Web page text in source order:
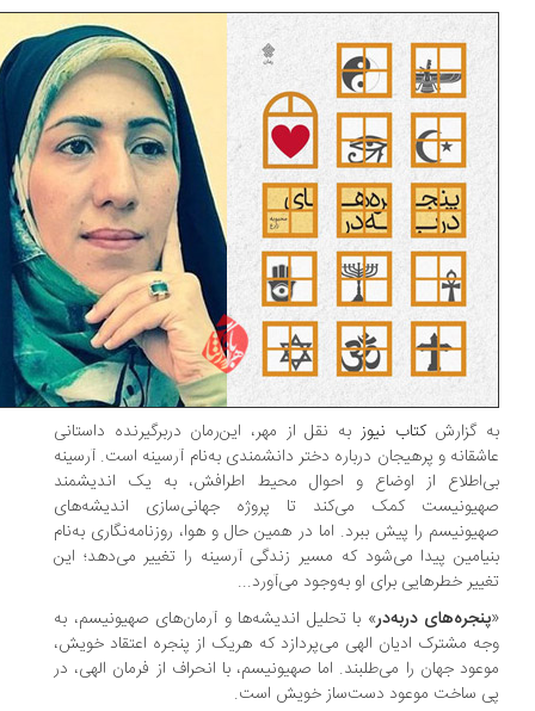
گزارشکتاب نیوزبه نقل از مهر، این‌رمان دربرگیرنده داستانی
و پرهیجان درباره دختر دانشمندی به‌نام آرسینه است. آرسینه
از اوضاع و احوال محیط اطرافش، به یک اندیشمند
کمک می‌کند تا پروژه جهانی‌سازی اندیشه‌های
را پیش ببرد. اما در همین حال و هوا، روزنامه‌نگاری به‌نام
پیدا می‌شود که مسیر زندگی‌ آرسینه را تغییر می‌دهد؛ این
خطرهایی برای او به‌وجود می‌آورد...
دربه‌در » با تحلیل اندیشه‌ها و آرمان‌های صهیونیسم، به
مشترک ادیان الهی می‌پردازد که هریک از پنجره اعتقاد خویش،
جهان را می‌طلبند. اما صهیونیسم، با انحراف از فرمان الهی، در
ساخت موعود دست‌ساز خویش است.